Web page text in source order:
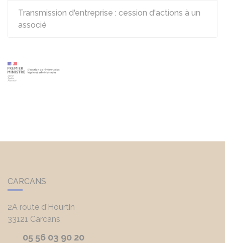
Transmission d'entreprise : cession d'actions à un
associé
CARCANS
2A route d'Hourtin
33121 Carcans
05 56 03 90 20